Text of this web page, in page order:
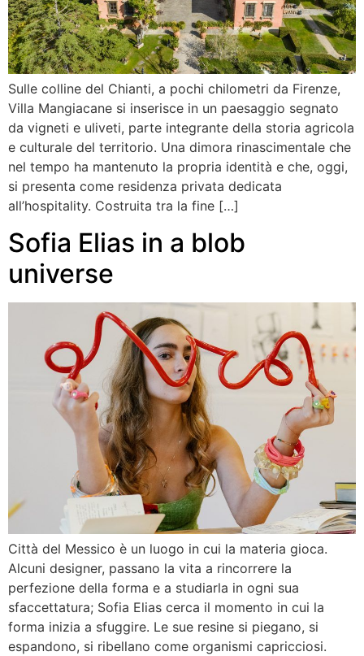
Sulle colline del Chianti, a pochi chilometri da Firenze,
Villa Mangiacane si inserisce in un paesaggio segnato
da vigneti e uliveti, parte integrante della storia agricola
e culturale del territorio. Una dimora rinascimentale che
nel tempo ha mantenuto la propria identità e che, oggi,
si presenta come residenza privata dedicata
all’hospitality. Costruita tra la fine […]
Sofia Elias in a blob
universe
Città del Messico è un luogo in cui la materia gioca.
Alcuni designer, passano la vita a rincorrere la
perfezione della forma e a studiarla in ogni sua
sfaccettatura; Sofia Elias cerca il momento in cui la
forma inizia a sfuggire. Le sue resine si piegano, si
espandono, si ribellano come organismi capricciosi.